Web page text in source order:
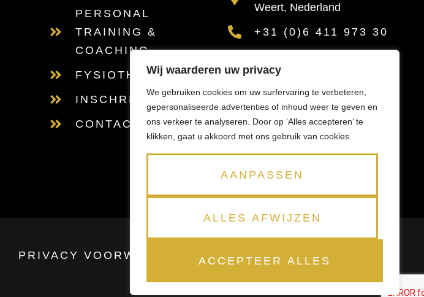
Wij waarderen uw privacy
We gebruiken cookies om uw surfervaring te verbeteren,
gepersonaliseerde advertenties of inhoud weer te geven en
ons verkeer te analyseren. Door op ‘Alles accepteren’ te
klikken, gaat u akkoord met ons gebruik van cookies.
AANPASSEN
ALLES AFWIJZEN
ACCEPTEER ALLES
PERSONAL
TRAINING &
COACHING
FYSIOTHERAPIE
INSCHRIJVEN
CONTACT
Weert, Nederland
+31 (0)6 411 973 30
SOCIAL MEDIA
PRIVACY VOORWAARDEN ALGEMENE VOORWAARDEN